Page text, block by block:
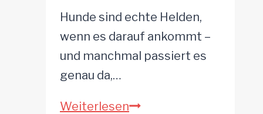
Hunde sind echte Helden,
wenn es darauf ankommt –
und manchmal passiert es
genau da,…
WeiterlesenStaffordshire-